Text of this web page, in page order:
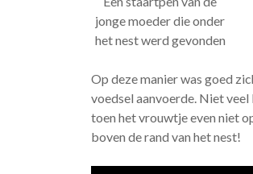
jonge moeder die onder
het nest werd gevonden
Op deze manier was goed
voedsel aanvoerde. Niet
toen het vrouwtje even niet
boven de rand van het nest!